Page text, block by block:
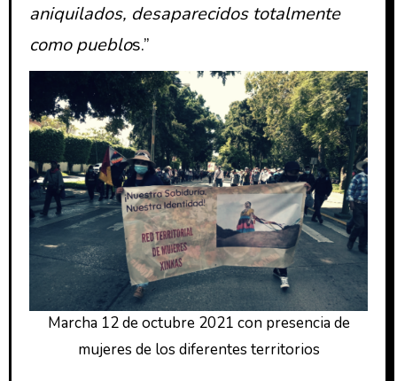
aniquilados, desaparecidos totalmente
como pueblos.”
Marcha 12 de octubre 2021 con presencia de
mujeres de los diferentes territorios